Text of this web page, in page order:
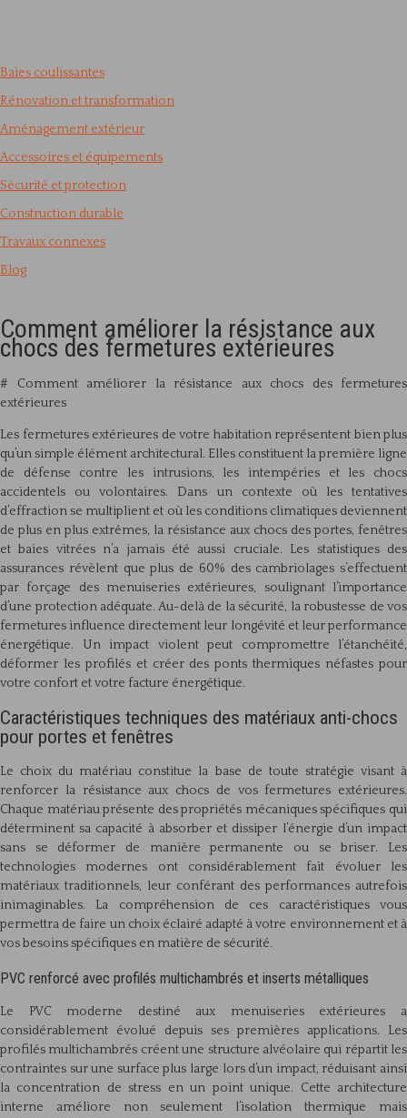
Baies coulissantes
Rénovation et transformation
Aménagement extérieur
Accessoires et équipements
Sécurité et protection
Construction durable
Travaux connexes
Blog
Comment améliorer la résistance aux
chocs des fermetures extérieures
# Comment améliorer la résistance aux chocs des fermetures
extérieures
Les fermetures extérieures de votre habitation représentent bien plus
qu’un simple élément architectural. Elles constituent la première ligne
de défense contre les intrusions, les intempéries et les chocs
accidentels ou volontaires. Dans un contexte où les tentatives
d’effraction se multiplient et où les conditions climatiques deviennent
de plus en plus extrêmes, la résistance aux chocs des portes, fenêtres
et baies vitrées n’a jamais été aussi cruciale. Les statistiques des
assurances révèlent que plus de 60% des cambriolages s’effectuent
par forçage des menuiseries extérieures, soulignant l’importance
d’une protection adéquate. Au-delà de la sécurité, la robustesse de vos
fermetures influence directement leur longévité et leur performance
énergétique. Un impact violent peut compromettre l’étanchéité,
déformer les profilés et créer des ponts thermiques néfastes pour
votre confort et votre facture énergétique.
Caractéristiques techniques des matériaux anti-chocs
pour portes et fenêtres
Le choix du matériau constitue la base de toute stratégie visant à
renforcer la résistance aux chocs de vos fermetures extérieures.
Chaque matériau présente des propriétés mécaniques spécifiques qui
déterminent sa capacité à absorber et dissiper l’énergie d’un impact
sans se déformer de manière permanente ou se briser. Les
technologies modernes ont considérablement fait évoluer les
matériaux traditionnels, leur conférant des performances autrefois
inimaginables. La compréhension de ces caractéristiques vous
permettra de faire un choix éclairé adapté à votre environnement et à
vos besoins spécifiques en matière de sécurité.
PVC renforcé avec profilés multichambrés et inserts métalliques
Le PVC moderne destiné aux menuiseries extérieures a
considérablement évolué depuis ses premières applications. Les
profilés multichambrés créent une structure alvéolaire qui répartit les
contraintes sur une surface plus large lors d’un impact, réduisant ainsi
la concentration de stress en un point unique. Cette architecture
interne améliore non seulement l’isolation thermique mais